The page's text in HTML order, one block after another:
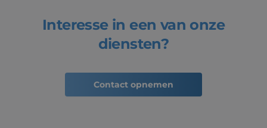
Interesse in een van onze
diensten?
Contact opnemen